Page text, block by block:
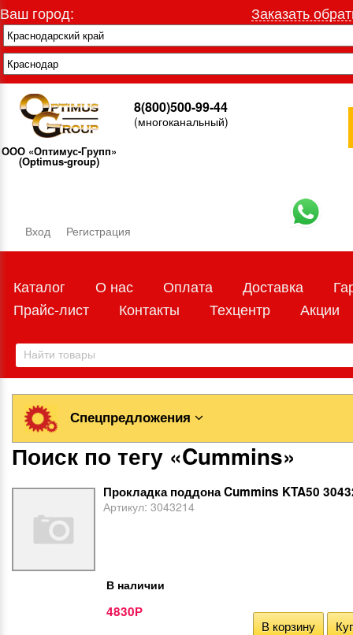
Ваш город: Заказать
ООО «Оптимус-Групп»
(Optimus-group)
8(800)500-99-44
(многоканальный)
Вход Регистрация
Каталог О нас Оплата Доставка
Прайс-лист
Контакты Техцентр Акции
Спецпредложения
Поиск по тегу «Cummins»
Прокладка поддона Cummins KTA50
Артикул: 3043214
В наличии
4830Р
В корзину